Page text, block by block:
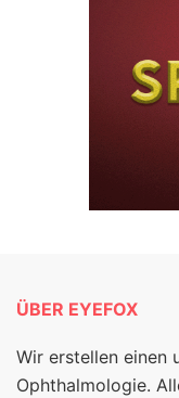
ÜBER EYEFOX
Wir erstellen einen
Ophthalmologie.